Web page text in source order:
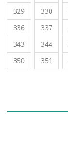
329
330
336
337
343
344
350
351